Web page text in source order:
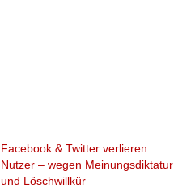
Facebook & Twitter verlieren
Nutzer – wegen Meinungsdiktatur
und Löschwillkür